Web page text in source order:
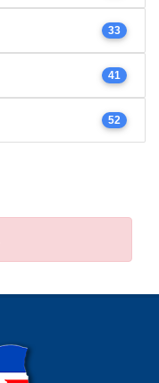
33
41
52